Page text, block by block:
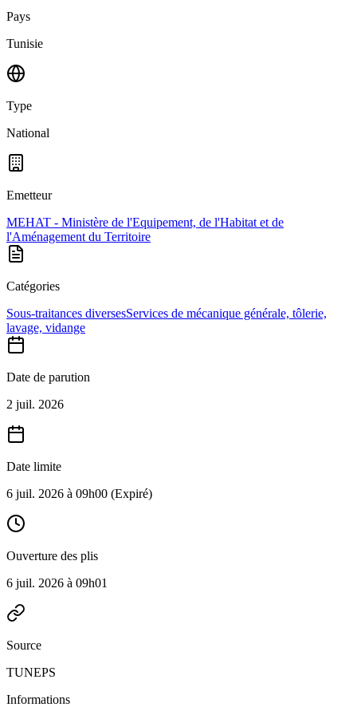
Pays
Tunisie
Type
National
Emetteur
MEHAT - Ministère de l'Equipement, de l'Habitat et de
l'Aménagement du Territoire
Catégories
Sous-traitances diversesServices de mécanique générale, tôlerie,
lavage, vidange
Date de parution
2 juil. 2026
Date limite
6 juil. 2026 à 09h00 (Expiré)
Ouverture des plis
6 juil. 2026 à 09h01
Source
TUNEPS
Informations